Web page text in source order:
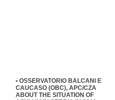
• OSSERVATORIO BALCANI E
CAUCASO (OBC), APC/CZA
ABOUT THE SITUATION OF